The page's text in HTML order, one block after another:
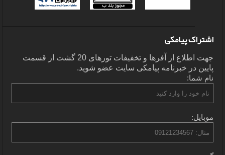
اشتراک پیامکی
جهت اطلاع از آفرها و تخفیفات تورهای 20 گشت از قسمت
پایین در خبرنامه پیامکی سایت عضو شوید.
نام شما:
موبایل: